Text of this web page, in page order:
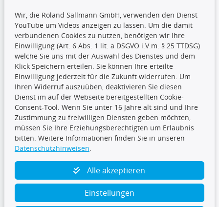
CARAT Gruppe
Folge uns
TecDoc Inside
Wir, die Roland Sallmann GmbH, verwenden den Dienst
YouTube um Videos anzeigen zu lassen. Um die damit
verbundenen Cookies zu nutzen, benötigen wir Ihre
Einwilligung (Art. 6 Abs. 1 lit. a DSGVO i.V.m. § 25 TTDSG)
welche Sie uns mit der Auswahl des Dienstes und dem
Klick Speichern erteilen. Sie können Ihre erteilte
Einwilligung jederzeit für die Zukunft widerrufen. Um
Ihren Widerruf auszuüben, deaktivieren Sie diesen
Dienst im auf der Webseite bereitgestellten Cookie-
Consent-Tool. Wenn Sie unter 16 Jahre alt sind und Ihre
Zustimmung zu freiwilligen Diensten geben möchten,
müssen Sie Ihre Erziehungsberechtigten um Erlaubnis
bitten. Weitere Informationen finden Sie in unseren
Datenschutzhinweisen.
Alle akzeptieren
Einstellungen